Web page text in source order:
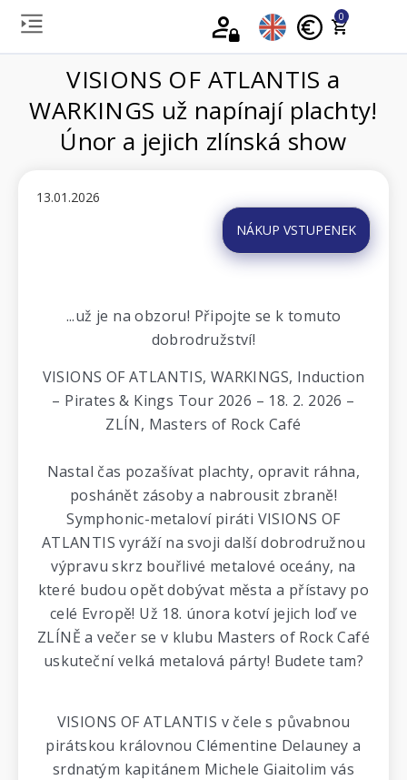
0
VISIONS OF ATLANTIS a
WARKINGS už napínají plachty!
Únor a jejich zlínská show
13.01.2026
NÁKUP VSTUPENEK
...už je na obzoru! Připojte se k tomuto
dobrodružství!
VISIONS OF ATLANTIS, WARKINGS, Induction
– Pirates & Kings Tour 2026 – 18. 2. 2026 –
ZLÍN, Masters of Rock Café
Nastal čas pozašívat plachty, opravit ráhna,
poshánět zásoby a nabrousit zbraně!
Symphonic-metaloví piráti VISIONS OF
ATLANTIS vyráží na svoji další dobrodružnou
výpravu skrz bouřlivé metalové oceány, na
které budou opět dobývat města a přístavy po
celé Evropě! Už 18. února kotví jejich loď ve
ZLÍNĚ a večer se v klubu Masters of Rock Café
uskuteční velká metalová párty! Budete tam?
VISIONS OF ATLANTIS v čele s půvabnou
pirátskou královnou Clémentine Delauney a
srdnatým kapitánem Michele Giaitolim vás